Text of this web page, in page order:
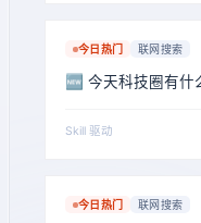
今日热门 联网搜索
🆕 今天科技圈有什
Skill 驱动
今日热门 联网搜索